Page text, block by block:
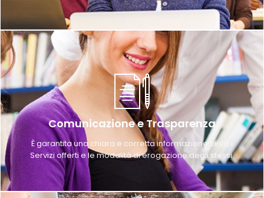
Comunicazione e Trasparenza
È garantita una chiara e corretta informazione circa i
Servizi offerti e le modalità di erogazione degli stessi.